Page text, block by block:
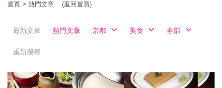
首頁 > 熱門文章 (返回首頁)
最新文章 熱門文章 京都 美食 全部
重新搜尋